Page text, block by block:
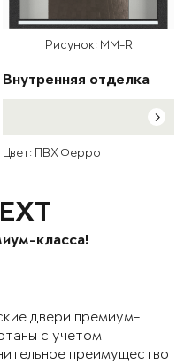
Рисунок: MM-R
Внутренняя отделка
Цвет: ПВХ Ферро
класса!
двери премиум-
с учетом
преимущество